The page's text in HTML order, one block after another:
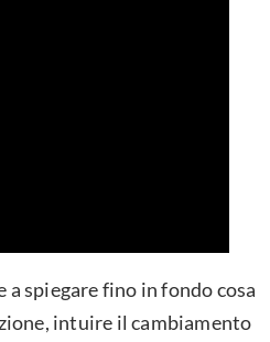
spiegare fino in fondo cosa
intuire il cambiamento